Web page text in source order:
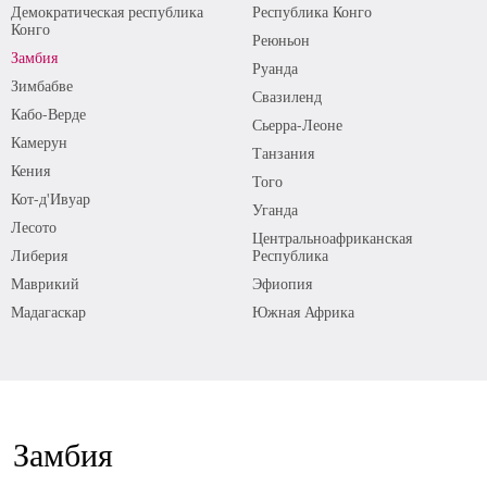
Демократическая республика
Конго
Замбия
Зимбабве
Кабо-Верде
Камерун
Кения
Кот-д'Ивуар
Лесото
Либерия
Маврикий
Мадагаскар
Республика Конго
Реюньон
Руанда
Свазиленд
Сьерра-Леоне
Танзания
Того
Уганда
Центральноафриканская
Республика
Эфиопия
Южная Африка
Замбия